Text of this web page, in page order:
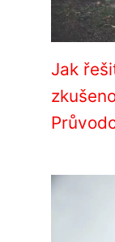
Jak